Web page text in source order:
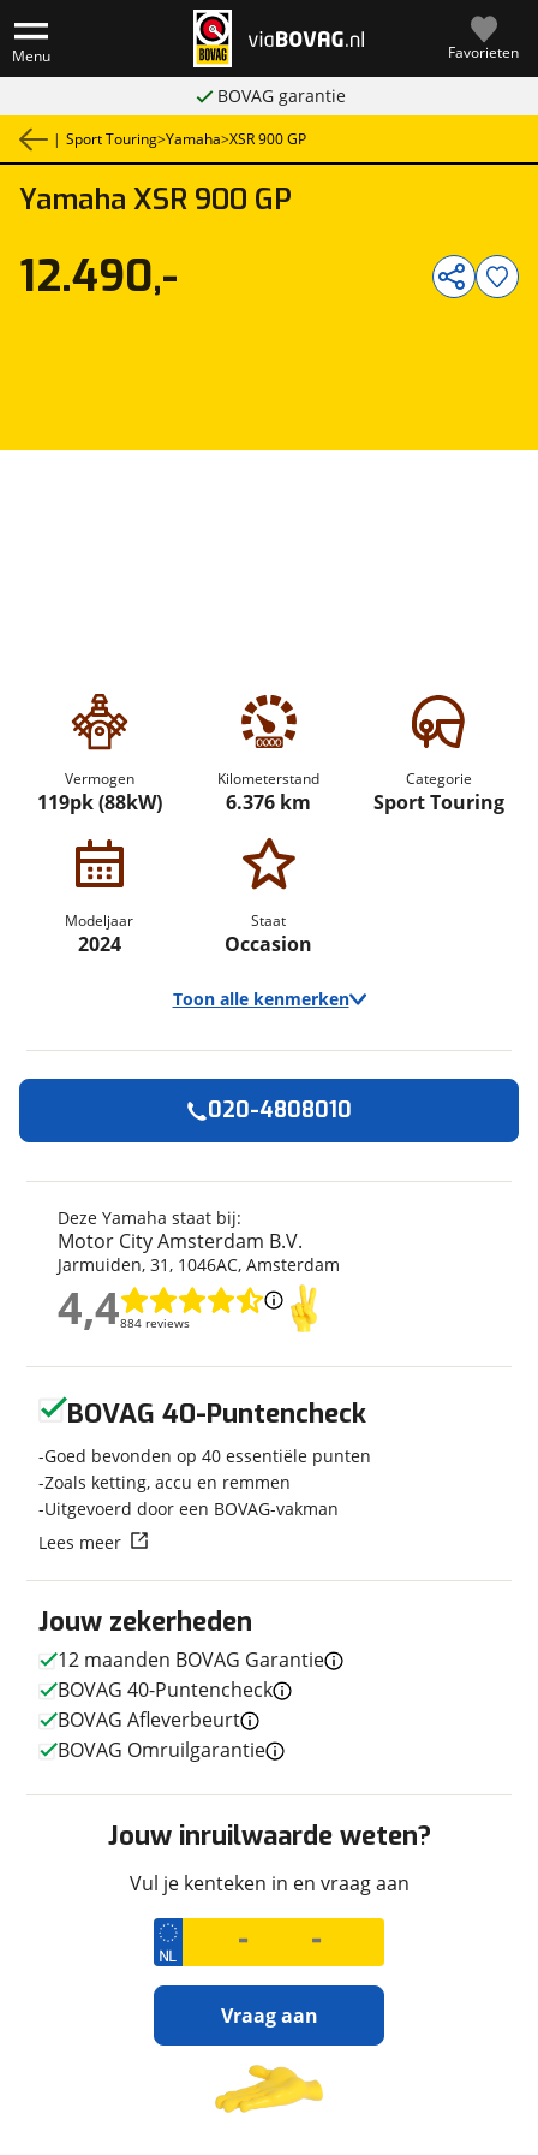
Menu Favorieten
BOVAG garantie
| Sport Touring>Yamaha>XSR 900 GP
Yamaha XSR 900 GP
Vermogen
119pk (88kW)
Kilometerstand
6.376 km
Categorie
Sport Touring
Modeljaar
2024
Staat
Occasion
Toon alle kenmerken
Merk
Yamaha
Model
Kenteken
20MVFL
Kilometerstand
6.376 km
Bouwjaar
5-2024
2024
Leeftijd
2 jaar en 3 maanden
Categorie
Sport Touring
Soort voertuig
Motor
Nieuw of occasion
Occasion
Techniek
Transmissie
Handgeschakeld
Vermogen
119pk (88kW)
Maximaal toelaatbaar
200 kg
Grijs
Power Grey
12.490,-
Deze Yamaha staat bij:
Motor City Amsterdam B.V.
Jarmuiden, 31, 1046AC, Amsterdam
4,4884 reviews
4,4
020-4808010
Jouw zekerheden
12 maanden BOVAG Garantie
BOVAG 40-Puntencheck
BOVAG Afleverbeurt
BOVAG Omruilgarantie
Jouw inruilwaarde weten?
Vul je kenteken in en vraag aan
Vraag aan
Ontvang gratis jouw
BOVAG 40-Puntencheck
Goed bevonden op 40 essentiële punten
Zoals ketting, accu en remmen
Uitgevoerd door een BOVAG-vakman
Lees meer